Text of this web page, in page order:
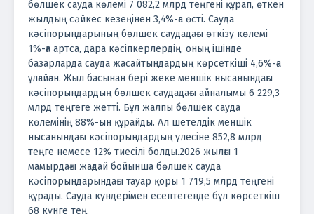
бөлшек сауда көлемі 7 082,2 млрд теңгені құрап, өткен
жылдың сәйкес кезеңінен 3,4%-ға өсті. Сауда
кәсіпорындарының бөлшек саудадағы өткізу көлемі
1%-ға артса, дара кәсіпкерлердің, оның ішінде
базарларда сауда жасайтындардың көрсеткіші 4,6%-ға
ұлғайған. Жыл басынан бері жеке меншік нысанындағы
кәсіпорындардың бөлшек саудадағы айналымы 6 229,3
млрд теңгеге жетті. Бұл жалпы бөлшек сауда
көлемінің 88%-ын құрайды. Ал шетелдік меншік
нысанындағы кәсіпорындардың үлесіне 852,8 млрд
теңге немесе 12% тиесілі болды.2026 жылғы 1
мамырдағы жағдай бойынша бөлшек сауда
кәсіпорындарындағы тауар қоры 1 719,5 млрд теңгені
құрады. Сауда күндерімен есептегенде бұл көрсеткіш
68 күнге тең.